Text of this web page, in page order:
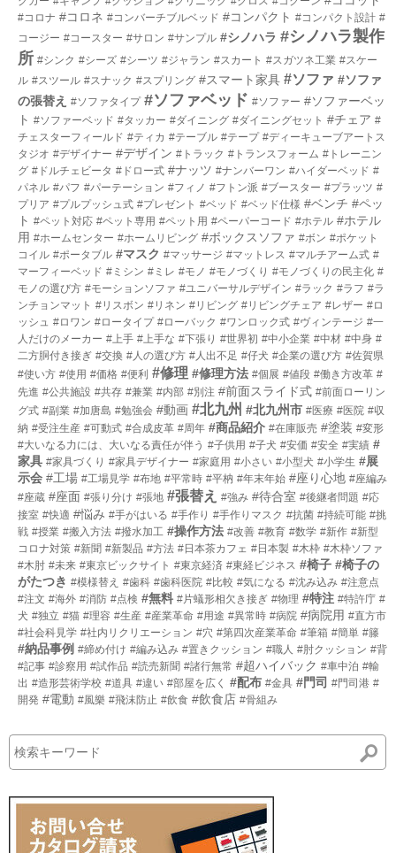
#コロナ #コロネ #コンバーチブルベッド #コンパクト #コンパクト設計 #
コージー #コースター #サロン #サンプル #シノハラ #シノハラ製作
所 #シンク #シーズ #シーツ #ジャラン #スカート #スガツネ工業 #スケー
ル #スツール #スナック #スプリング #スマート家具 #ソファ #ソファ
の張替え #ソファタイプ #ソファベッド #ソファー #ソファーベッ
ト #ソファーベッド #タッカー #ダイニング #ダイニングセット #チェア #
チェスターフィールド #ティカ #テーブル #テープ #ディーキューブアートス
タジオ #デザイナー #デザイン #トラック #トランスフォーム #トレーニン
グ #ドルチェビータ #ドロー式 #ナッツ #ナンバーワン #ハイダーベッド #
パネル #パフ #パーテーション #フィノ #フトン派 #ブースター #プラッツ #
プリア #プルプッシュ式 #プレゼント #ベッド #ベッド仕様 #ベンチ #ペッ
ト #ペット対応 #ペット専用 #ペット用 #ペーパーコード #ホテル #ホテル
用 #ホームセンター #ホームリビング #ボックスソファ #ボン #ポケット
コイル #ポータブル #マスク #マッサージ #マットレス #マルチアーム式 #
マーフィーベッド #ミシン #ミレ #モノ #モノづくり #モノづくりの民主化 #
モノの選び方 #モーションソファ #ユニバーサルデザイン #ラック #ラフ #ラ
ンチョンマット #リスボン #リネン #リビング #リビングチェア #レザー #ロ
ッシュ #ロワン #ロータイプ #ローバック #ワンロック式 #ヴィンテージ #一
人だけのメーカー #上手 #上手な #下張り #世界初 #中小企業 #中材 #中身 #
二方胴付き接ぎ #交換 #人の選び方 #人出不足 #仔犬 #企業の選び方 #佐賀県
#使い方 #使用 #価格 #便利 #修理 #修理方法 #個展 #値段 #働き方改革 #
先進 #公共施設 #共存 #兼業 #内部 #別注 #前面スライド式 #前面ローリン
グ式 #副業 #加唐島 #勉強会 #動画 #北九州 #北九州市 #医療 #医院 #収
納 #受注生産 #可動式 #合成皮革 #周年 #商品紹介 #在庫販売 #塗装 #変形
#大いなる力には、大いなる責任が伴う #子供用 #子犬 #安価 #安全 #実績 #
家具 #家具づくり #家具デザイナー #家庭用 #小さい #小型犬 #小学生 #展
示会 #工場 #工場見学 #布地 #平常時 #平枘 #年末年始 #座り心地 #座編み
#座蔵 #座面 #張り分け #張地 #張替え #強み #待合室 #後継者問題 #応
接室 #快適 #悩み #手がはいる #手作り #手作りマスク #抗菌 #持続可能 #挑
戦 #授業 #搬入方法 #撥水加工 #操作方法 #改善 #教育 #数学 #新作 #新型
コロナ対策 #新聞 #新製品 #方法 #日本茶カフェ #日本製 #木枠 #木枠ソファ
#木肘 #未来 #東京ビックサイト #東京経済 #東経ビジネス #椅子 #椅子の
がたつき #模様替え #歯科 #歯科医院 #比較 #気になる #沈み込み #注意点
#注文 #海外 #消防 #点検 #無料 #片蟻形相欠き接ぎ #物理 #特注 #特許庁 #
犬 #独立 #猫 #理容 #生産 #産業革命 #用途 #異常時 #病院 #病院用 #直方市
#社会科見学 #社内リクリエーション #穴 #第四次産業革命 #筆箱 #簡単 #籐
#納品事例 #締め付け #編み込み #置きクッション #職人 #肘クッション #背
#記事 #診察用 #試作品 #読売新聞 #諸行無常 #超ハイバック #車中泊 #輸
出 #造形芸術学校 #道具 #違い #部屋を広く #配布 #金具 #門司 #門司港 #
開発 #電動 #風樂 #飛沫防止 #飲食 #飲食店 #骨組み